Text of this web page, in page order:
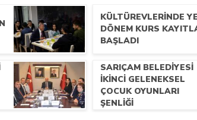
KÜLTÜREVLERINDE
DÖNEM KURS
BAŞLADI
SARIÇAM BELEDİYESİ
İKİNCİ GELENEKSEL
ÇOCUK OYUNLARI
ŞENLİĞİ